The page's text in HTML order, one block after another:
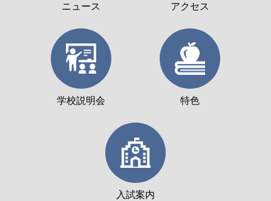
ニュース アクセス
学校説明会 特色
入試案内